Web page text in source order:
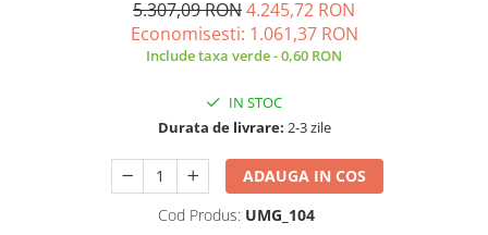
Invertoare Off-grid
Controlere solare
Sisteme de stocare energie
5.307,09 RON4.245,72 RON
Economisesti: 1.061,37 RON
Include taxa verde - 0,60 RON
IN STOC
Durata de livrare: 2-3 zile
ADAUGA IN COS
Cod Produs: UMG_104